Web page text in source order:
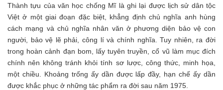
Thành tựu của văn học chống Mĩ là ghi lại được lịch sử dân tộc
Việt ở một giai đoạn đặc biệt, khẳng định chủ nghĩa anh hùng
cách mạng và chủ nghĩa nhân văn ở phương diện bảo vệ con
người, bảo vệ lẽ phải, công lí và chính nghĩa. Tuy nhiên, ra đời
trong hoàn cảnh đạn bom, lấy tuyên truyền, cổ vũ làm mục đích
chính nên không tránh khỏi tính sơ lược, công thức, minh họa,
một chiều. Khoảng trống ấy dần được lấp đầy, hạn chế ấy dần
được khắc phục ở những tác phẩm ra đời sau năm 1975.